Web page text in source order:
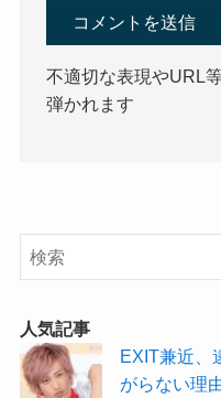
不適切な表現やURL
弾かれます
人気記事
EXIT兼近、
がらない理